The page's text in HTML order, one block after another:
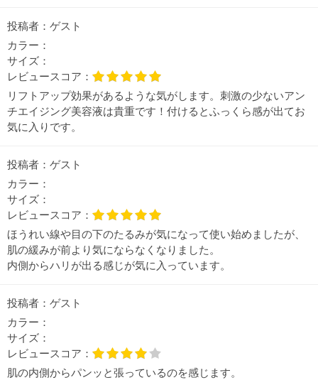
投稿者： ゲスト
カラー：
サイズ：
レビュースコア：
リフトアップ効果があるような気がします。刺激の少ないアン
チエイジング美容液は貴重です！付けるとふっくら感が出てお
気に入りです。
投稿者： ゲスト
カラー：
サイズ：
レビュースコア：
ほうれい線や目の下のたるみが気になって使い始めましたが、
肌の緩みが前より気にならなくなりました。
内側からハリが出る感じが気に入っています。
投稿者： ゲスト
カラー：
サイズ：
レビュースコア：
肌の内側からパンッと張っているのを感じます。